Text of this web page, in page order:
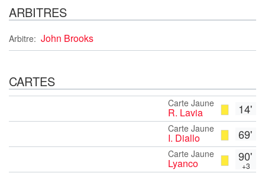
ARBITRES
Arbitre: John Brooks
CARTES
14'
Carte Jaune
R. Lavia
69'
Carte Jaune
I. Diallo
90'
+3
Carte Jaune
Lyanco